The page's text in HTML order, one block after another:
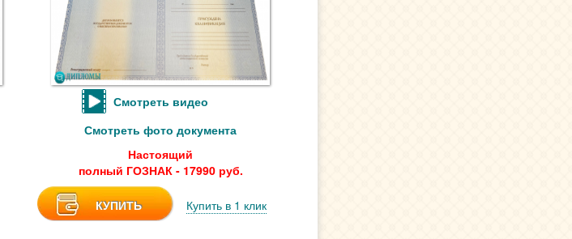
Смотреть видео
Смотреть фото документа
Настоящий
полный ГОЗНАК - 17990 руб.
КУПИТЬ Купить в 1 клик